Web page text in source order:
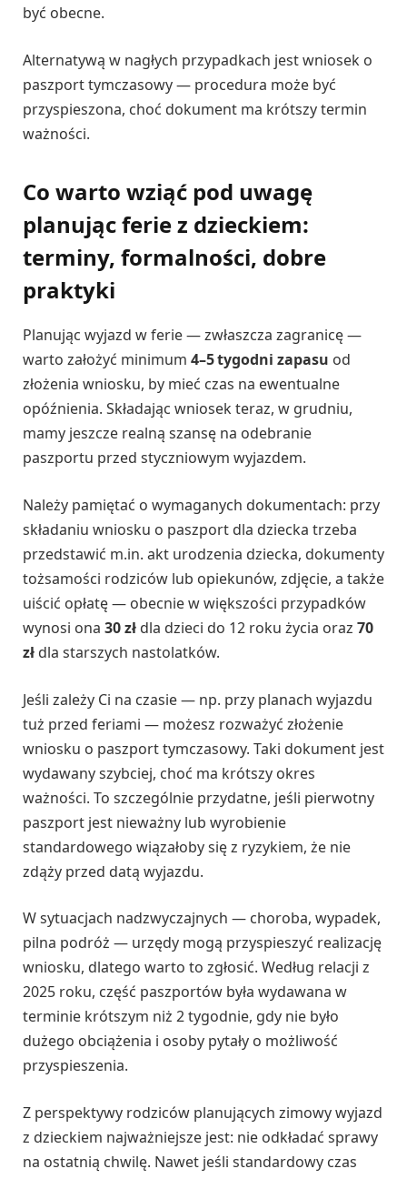
być obecne.
Alternatywą w nagłych przypadkach jest wniosek o
paszport tymczasowy — procedura może być
przyspieszona, choć dokument ma krótszy termin
ważności.
Co warto wziąć pod uwagę
planując ferie z dzieckiem:
terminy, formalności, dobre
praktyki
Planując wyjazd w ferie — zwłaszcza zagranicę —
warto założyć minimum 4–5 tygodni zapasu od
złożenia wniosku, by mieć czas na ewentualne
opóźnienia. Składając wniosek teraz, w grudniu,
mamy jeszcze realną szansę na odebranie
paszportu przed styczniowym wyjazdem.
Należy pamiętać o wymaganych dokumentach: przy
składaniu wniosku o paszport dla dziecka trzeba
przedstawić m.in. akt urodzenia dziecka, dokumenty
tożsamości rodziców lub opiekunów, zdjęcie, a także
uiścić opłatę — obecnie w większości przypadków
wynosi ona 30 zł dla dzieci do 12 roku życia oraz 70
zł dla starszych nastolatków.
Jeśli zależy Ci na czasie — np. przy planach wyjazdu
tuż przed feriami — możesz rozważyć złożenie
wniosku o paszport tymczasowy. Taki dokument jest
wydawany szybciej, choć ma krótszy okres
ważności. To szczególnie przydatne, jeśli pierwotny
paszport jest nieważny lub wyrobienie
standardowego wiązałoby się z ryzykiem, że nie
zdąży przed datą wyjazdu.
W sytuacjach nadzwyczajnych — choroba, wypadek,
pilna podróż — urzędy mogą przyspieszyć realizację
wniosku, dlatego warto to zgłosić. Według relacji z
2025 roku, część paszportów była wydawana w
terminie krótszym niż 2 tygodnie, gdy nie było
dużego obciążenia i osoby pytały o możliwość
przyspieszenia.
Z perspektywy rodziców planujących zimowy wyjazd
z dzieckiem najważniejsze jest: nie odkładać sprawy
na ostatnią chwilę. Nawet jeśli standardowy czas